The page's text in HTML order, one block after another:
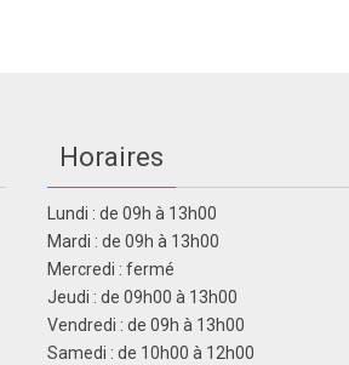
Horaires
Lundi : de 09h à 13h00
Mardi : de 09h à 13h00
Mercredi : fermé
Jeudi : de 09h00 à 13h00
Vendredi : de 09h à 13h00
Samedi : de 10h00 à 12h00